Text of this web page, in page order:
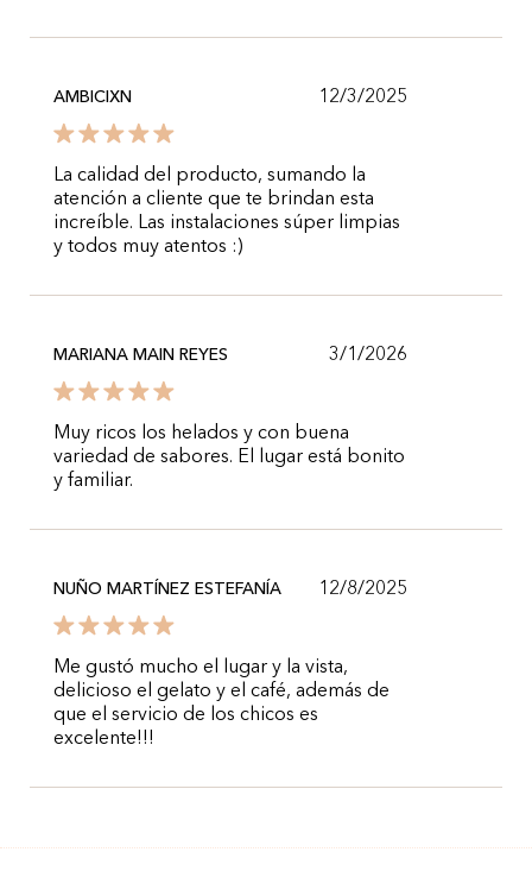
AMBICIXN 12/3/2025
La calidad del producto, sumando la
atención a cliente que te brindan esta
increíble. Las instalaciones súper limpias
y todos muy atentos :)
MARIANA MAIN REYES 3/1/2026
Muy ricos los helados y con buena
variedad de sabores. El lugar está bonito
y familiar.
NUÑO MARTÍNEZ ESTEFANÍA 12/8/2025
Me gustó mucho el lugar y la vista,
delicioso el gelato y el café, además de
que el servicio de los chicos es
excelente!!!